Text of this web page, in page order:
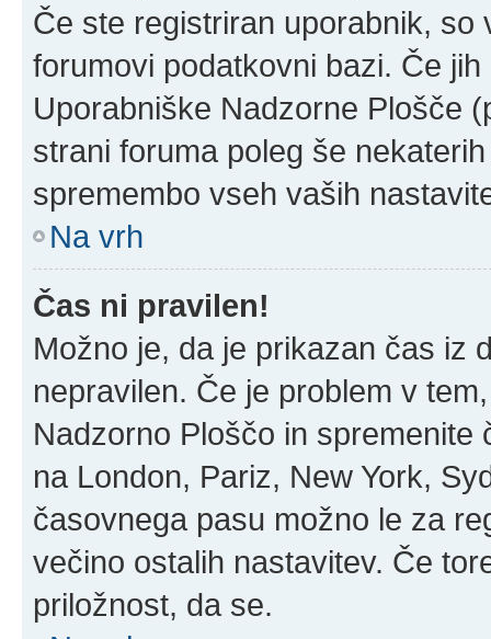
Če ste registriran uporabnik,
forumovi podatkovni bazi. Če
Uporabniške Nadzorne Plošče
strani foruma poleg še
spremembo vseh vaših
Na vrh
Čas ni pravilen!
Možno je, da je prikazan čas iz
nepravilen. Če je problem v
Nadzorno Ploščo in
na London, Pariz, New York,
časovnega pasu možno le za
večino ostalih nastavitev. Če
priložnost, da se.